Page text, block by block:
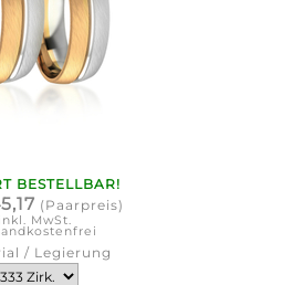
BESTELLBAR!
(Paarpreis)
inkl. MwSt.
/ Legierung